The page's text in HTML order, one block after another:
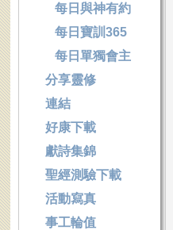
每日與神有約
每日寶訓365
每日單獨會主
分享靈修
連結
好康下載
獻詩集錦
聖經測驗下載
活動寫真
事工輪值